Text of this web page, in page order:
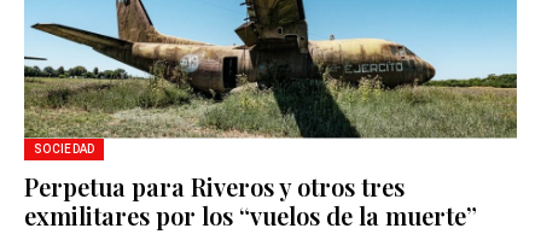
SOCIEDAD
Perpetua para Riveros y otros tres
exmilitares por los “vuelos de la muerte”